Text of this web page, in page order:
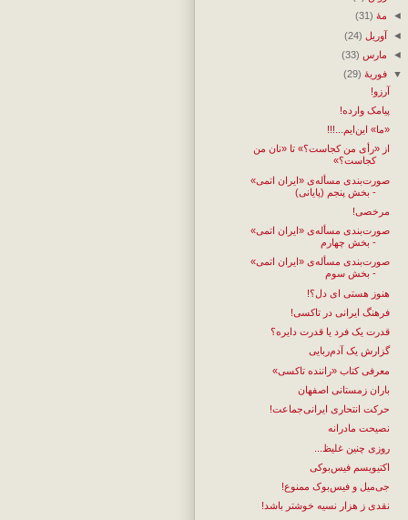
◄ مهٔ (31)
◄آوریل (24)
◄ مارس (33)
▼فوریهٔ (29)
آرزو!
پیامک وارده!
«ما» این‌ایم...!!!
از «رأی من کجاست؟» تا «نان من
کجاست؟»
صورت‌بندی مسأله‌ی «ایران اتمی»
- بخش پنجم (پایانی)
مرخصی!
صورت‌بندی مسأله‌ی «ایران اتمی»
- بخش چهارم
صورت‌بندی مسأله‌ی «ایران اتمی»
- بخش سوم
هنوز هستی ای دل؟!
فرهنگ ایرانی در تاکسی!
قدرت یک فرد یا قدرت دایره؟
گزارش یک آدم‌ربایی
معرفی کتاب «راننده تاکسی»
باران زمستانی اصفهان
حرکت انتحاری ایرانی‌جماعت!
نصیحت مادرانه
روزی چنین غلیظ...
اکتیویسم فیس‌بوکی
جی‌میل و فیس‌بوک ممنوع!
نقدی ز هزار نسیه خوشتر باشد!